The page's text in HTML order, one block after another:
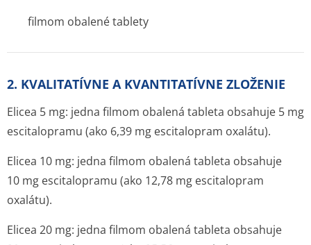
filmom obalené tablety
2. KVALITATÍVNE A KVANTITATÍVNE ZLOŽENIE
Elicea 5 mg: jedna filmom obalená tableta obsahuje 5 mg
escitalopramu (ako 6,39 mg escitalopram oxalátu).
Elicea 10 mg: jedna filmom obalená tableta obsahuje
10 mg escitalopramu (ako 12,78 mg escitalopram
oxalátu).
Elicea 20 mg: jedna filmom obalená tableta obsahuje